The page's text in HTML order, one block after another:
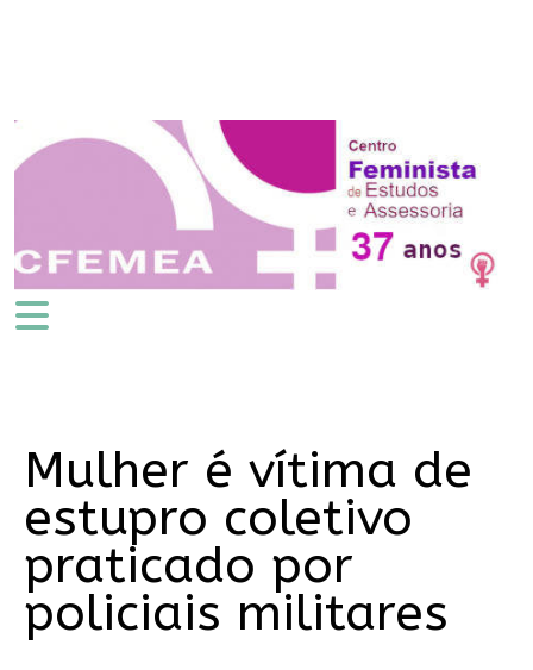
Mulher é vítima de
estupro coletivo
praticado por
policiais militares